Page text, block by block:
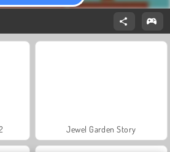
Jewel Garden Story